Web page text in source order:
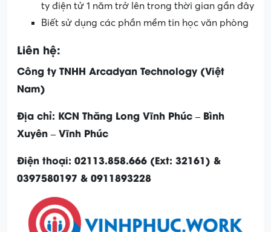
ty điện tử 1 năm trở lên trong thời gian gần đây
Biết sử dụng các phần mềm tin học văn phòng
Liên hệ:
Công ty TNHH Arcadyan Technology (Việt
Nam)
Địa chỉ: KCN Thăng Long Vĩnh Phúc – Bình
Xuyên – Vĩnh Phúc
Điện thoại: 02113.858.666 (Ext: 32161) &
0397580197 & 0911893228